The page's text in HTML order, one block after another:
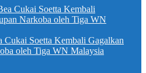
Cukai Soetta Kembali Gagalkan
oleh Tiga WN Malaysia